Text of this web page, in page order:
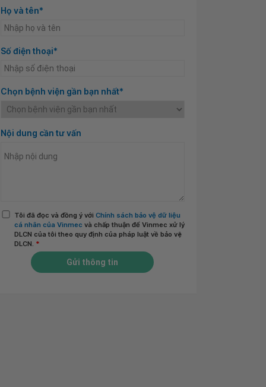
Họ và tên*
Số điện thoại*
Chọn bệnh viện gần bạn nhất*
Nội dung cần tư vấn
Tôi đã đọc và đồng ý với Chính sách bảo vệ dữ liệu
cá nhân của Vinmec và chấp thuận để Vinmec xử lý
DLCN của tôi theo quy định của pháp luật về bảo vệ
DLCN. *
Gửi thông tin